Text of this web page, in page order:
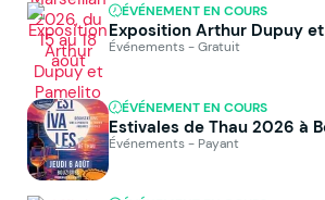
ÉVÉNEMENT EN COURS
Exposition Arthur Dupuy
Événements - Gratuit
ÉVÉNEMENT EN COURS
Estivales de Thau 2026 à
Événements - Payant